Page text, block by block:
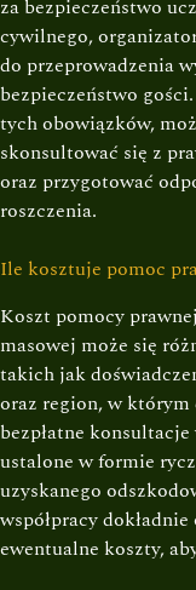
za bezpieczeństwo
cywilnego,
do przeprowadzenia
bezpieczeństwo
tych obowiązków,
skonsultować się z
oraz przygotować
roszczenia.
Ile kosztuje pomoc
Koszt pomocy
masowej może się
takich jak
oraz region, w
bezpłatne
ustalone w formie
uzyskanego
współpracy
ewentualne koszty,